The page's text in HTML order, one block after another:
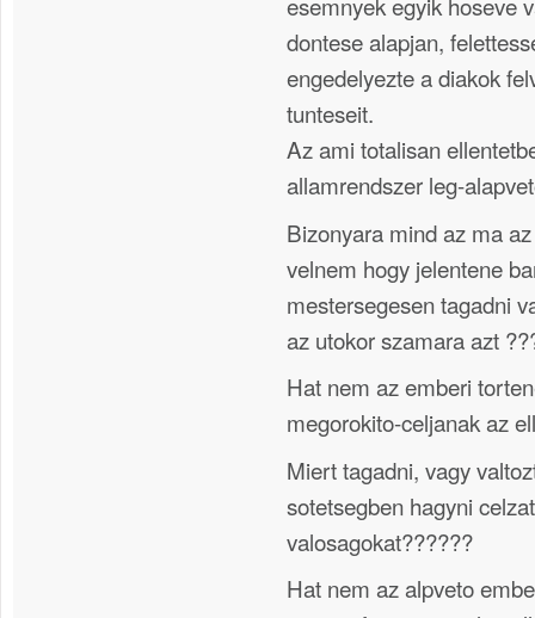
dontese alapjan,
engedelyezte a diakok
tunteseit.
Az ami totalisan
allamrendszer leg-
Bizonyara mind az ma
velnem hogy jelentene
mestersegesen tagadni
az utokor szamara azt
Hat nem az emberi
megorokito-celjanak az
Miert tagadni, vagy
sotetsegben hagyni
valosagokat??????
Hat nem az alpveto